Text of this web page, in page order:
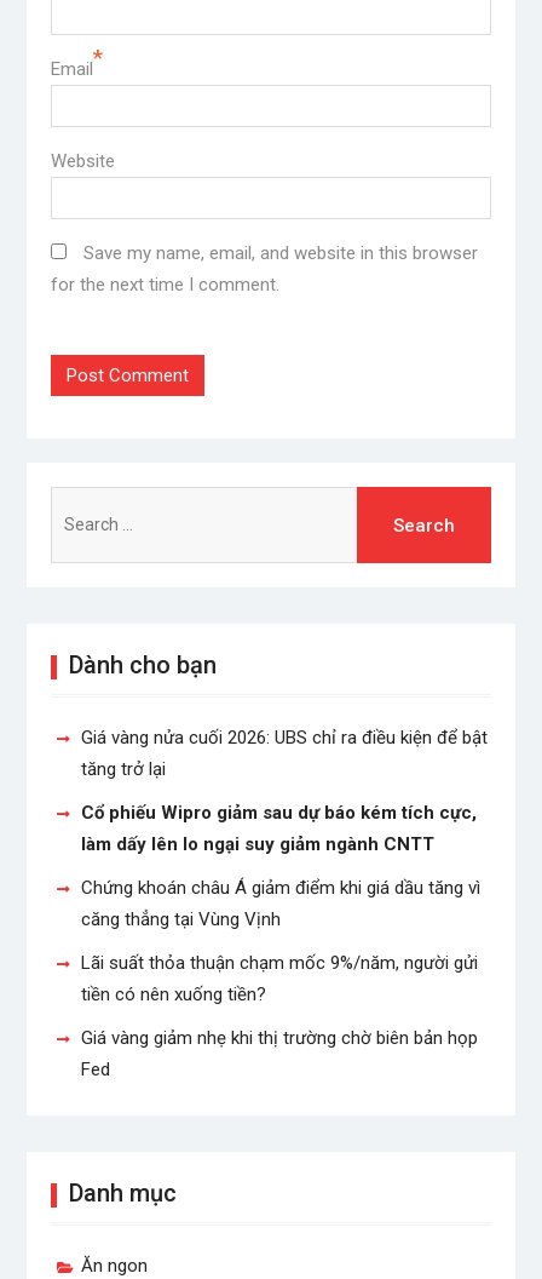
Email*
Website
Save my name, email, and website in this browser
for the next time I comment.
for:
Dành cho bạn
Giá vàng nửa cuối 2026: UBS chỉ ra điều kiện để bật
tăng trở lại
Cổ phiếu Wipro giảm sau dự báo kém tích cực,
làm dấy lên lo ngại suy giảm ngành CNTT
Chứng khoán châu Á giảm điểm khi giá dầu tăng vì
căng thẳng tại Vùng Vịnh
Lãi suất thỏa thuận chạm mốc 9%/năm, người gửi
tiền có nên xuống tiền?
Giá vàng giảm nhẹ khi thị trường chờ biên bản họp
Fed
Danh mục
Ăn ngon